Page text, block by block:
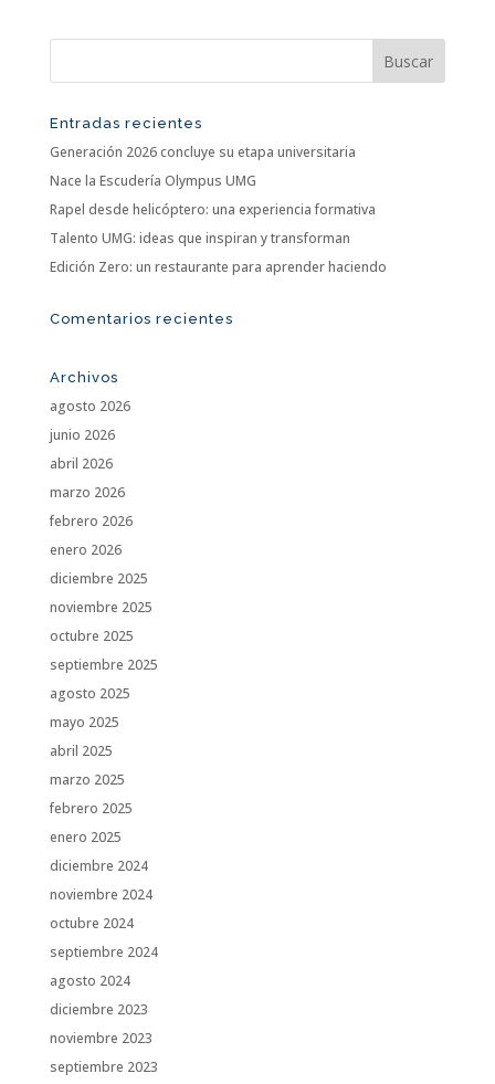
Entradas recientes
Generación 2026 concluye su etapa universitaria
Nace la Escudería Olympus UMG
Rapel desde helicóptero: una experiencia formativa
Talento UMG: ideas que inspiran y transforman
Edición Zero: un restaurante para aprender haciendo
Comentarios recientes
Archivos
agosto 2026
junio 2026
abril 2026
marzo 2026
febrero 2026
enero 2026
diciembre 2025
noviembre 2025
octubre 2025
septiembre 2025
agosto 2025
mayo 2025
abril 2025
marzo 2025
febrero 2025
enero 2025
diciembre 2024
noviembre 2024
octubre 2024
septiembre 2024
agosto 2024
diciembre 2023
noviembre 2023
septiembre 2023